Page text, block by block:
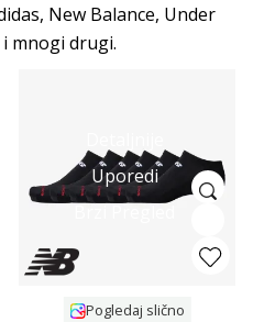
New Balance, Under
mnogi drugi.
Uporedi
Pogledaj slično